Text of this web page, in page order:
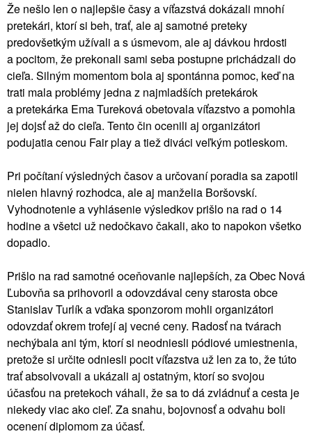
Že nešlo len o najlepšie časy a víťazstvá dokázali mnohí
pretekári, ktorí si beh, trať, ale aj samotné preteky
predovšetkým užívali a s úsmevom, ale aj dávkou hrdosti
a pocitom, že prekonali sami seba postupne prichádzali do
cieľa. Silným momentom bola aj spontánna pomoc, keď na
trati mala problémy jedna z najmladších pretekárok
a pretekárka Ema Tureková obetovala víťazstvo a pomohla
jej dojsť až do cieľa. Tento čin ocenili aj organizátori
podujatia cenou Fair play a tiež diváci veľkým potleskom.
Pri počítaní výsledných časov a určovaní poradia sa zapotil
nielen hlavný rozhodca, ale aj manželia Boršovskí.
Vyhodnotenie a vyhlásenie výsledkov prišlo na rad o 14
hodine a všetci už nedočkavo čakali, ako to napokon všetko
dopadlo.
Prišlo na rad samotné oceňovanie najlepších, za Obec Nová
Ľubovňa sa prihovoril a odovzdával ceny starosta obce
Stanislav Turlík a vďaka sponzorom mohli organizátori
odovzdať okrem trofejí aj vecné ceny. Radosť na tvárach
nechýbala ani tým, ktorí si neodniesli pódiové umiestnenia,
pretože si určite odniesli pocit víťazstva už len za to, že túto
trať absolvovali a ukázali aj ostatným, ktorí so svojou
účasťou na pretekoch váhali, že sa to dá zvládnuť a cesta je
niekedy viac ako cieľ. Za snahu, bojovnosť a odvahu boli
ocenení diplomom za účasť.